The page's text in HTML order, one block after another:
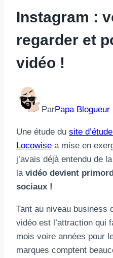
Instagram :
regarder et
vidéo !
ParPapa Blogueur
Une étude du site
Locowise a mise en
j’avais déjà entendu de
lavidéo devient
sociaux !
Tant au niveau business
vidéo est l’attraction qui
mois voire années pour
marques comptent